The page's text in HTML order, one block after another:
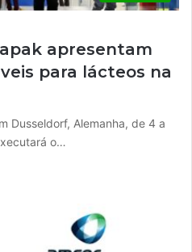
apresentam
​​para lácteos na
Dusseldorf, Alemanha, de 4 a
o…